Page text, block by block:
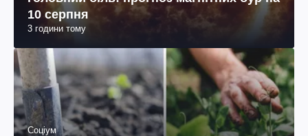
10 серпня
3 години тому
Соціум